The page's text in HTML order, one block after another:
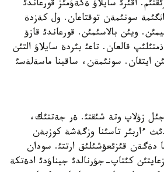
اقئرئ سايلاؤ ةكةؤمئز قورعاندئ
سونئمةن توقتاعان. ول كةزدة
ويئن بالاسئمئن. قورعاندئ قازؤ
قالعان. تاعئ بئردة سايلاؤ التئن
ايتقان. سونئمةن، ساقينا ماسةلةسئ
جئل زؤلاپ وتة شئقتئ. ةر جةتتئك،
ءاربئر تاسئنا وزگةشة كوزبةن
دةگةن قئزئعؤشئلئق ارتتئ. سودان
كئتاپ-جؤرنالدئ جيناؤدئ ادةتكة